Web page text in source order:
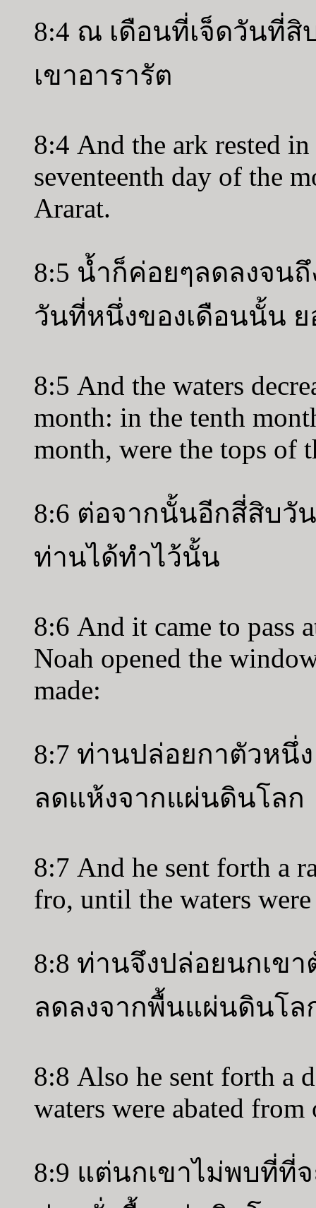
8:4 ณ เดือนที่เจ็ดวันที่สิ
เขาอารารัต
8:4 And the ark rested
seventeenth day of the
Ararat.
8:5 น้ำก็ค่อยๆลดลงจน
วันที่หนึ่งของเดือนนั้น
8:5 And the waters
month: in the tenth
month, were the tops of
8:6 ต่อจากนั้นอีกสี่สิบวั
ท่านได้ทำไว้นั้น
8:6 And it came to pass
Noah opened the
made:
8:7 ท่านปล่อยกาตัวหนึ่
ลดแห้งจากแผ่นดินโลก
8:7 And he sent forth a
fro, until the waters
8:8 ท่านจึงปล่อยนกเข
ลดลงจากพื้นแผ่นดินโล
8:8 Also he sent forth a
waters were abated
8:9 แต่นกเขาไม่พบที่ที่